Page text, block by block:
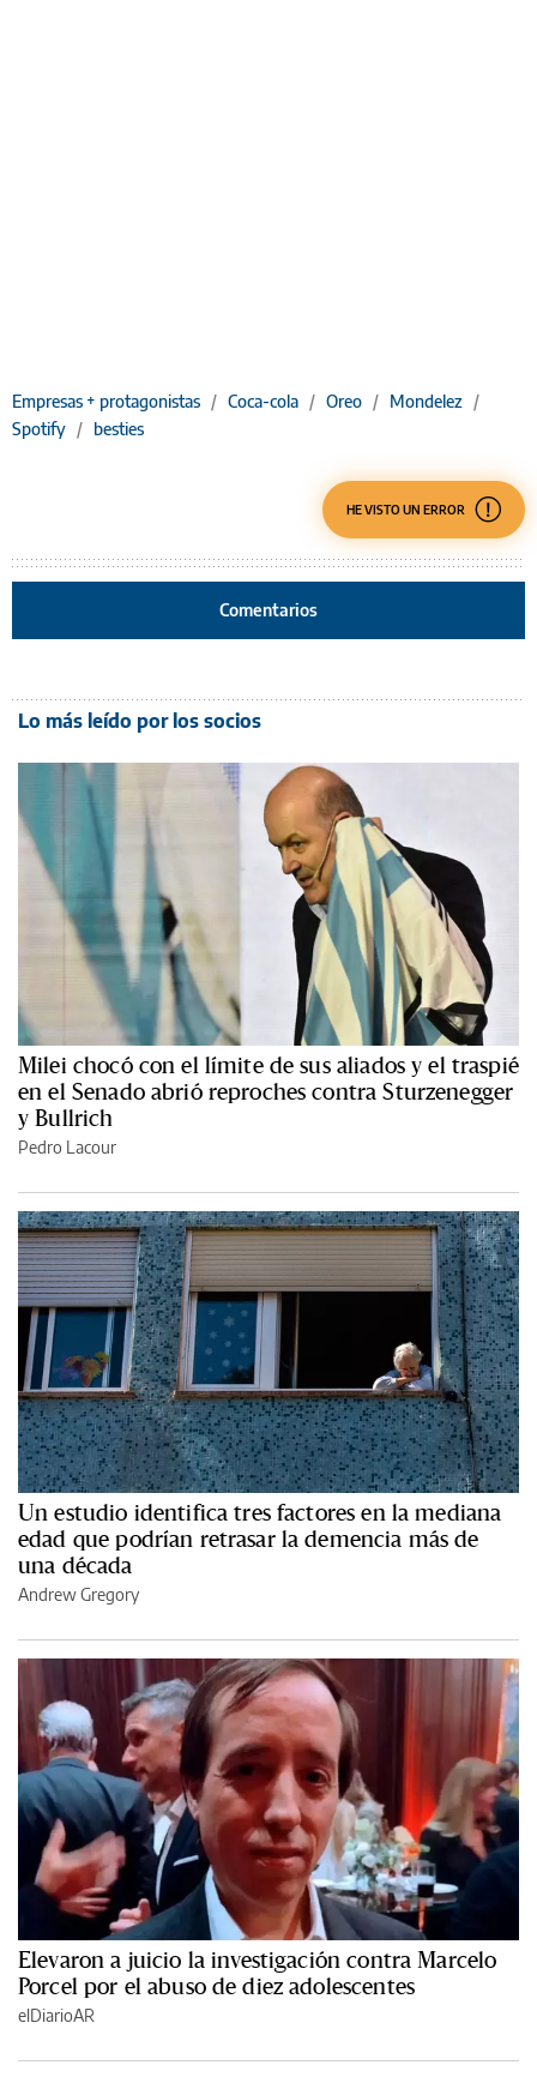
Empresas + protagonistas / Coca-cola / Oreo / Mondelez /
Spotify / besties
HE VISTO UN ERROR
Comentarios
Lo más leído por los socios
Milei chocó con el límite de sus aliados y el traspié
en el Senado abrió reproches contra Sturzenegger
y Bullrich
Pedro Lacour
Un estudio identifica tres factores en la mediana
edad que podrían retrasar la demencia más de
una década
Andrew Gregory
Elevaron a juicio la investigación contra Marcelo
Porcel por el abuso de diez adolescentes
elDiarioAR